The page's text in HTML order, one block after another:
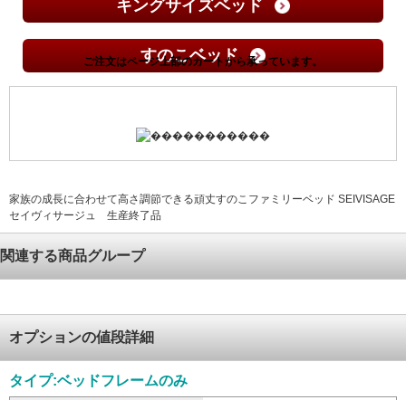
キングサイズベッド
すのこベッド
家族の成長に合わせて高さ調節できる頑丈すのこファミリーベッド SEIVISAGE
セイヴィサージュ 生産終了品
オプションの値段詳細